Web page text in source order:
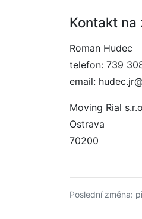
Kontakt
Roman Hudec
telefon: 739
email:
Moving Rial
Ostrava
70200
Poslední změna: